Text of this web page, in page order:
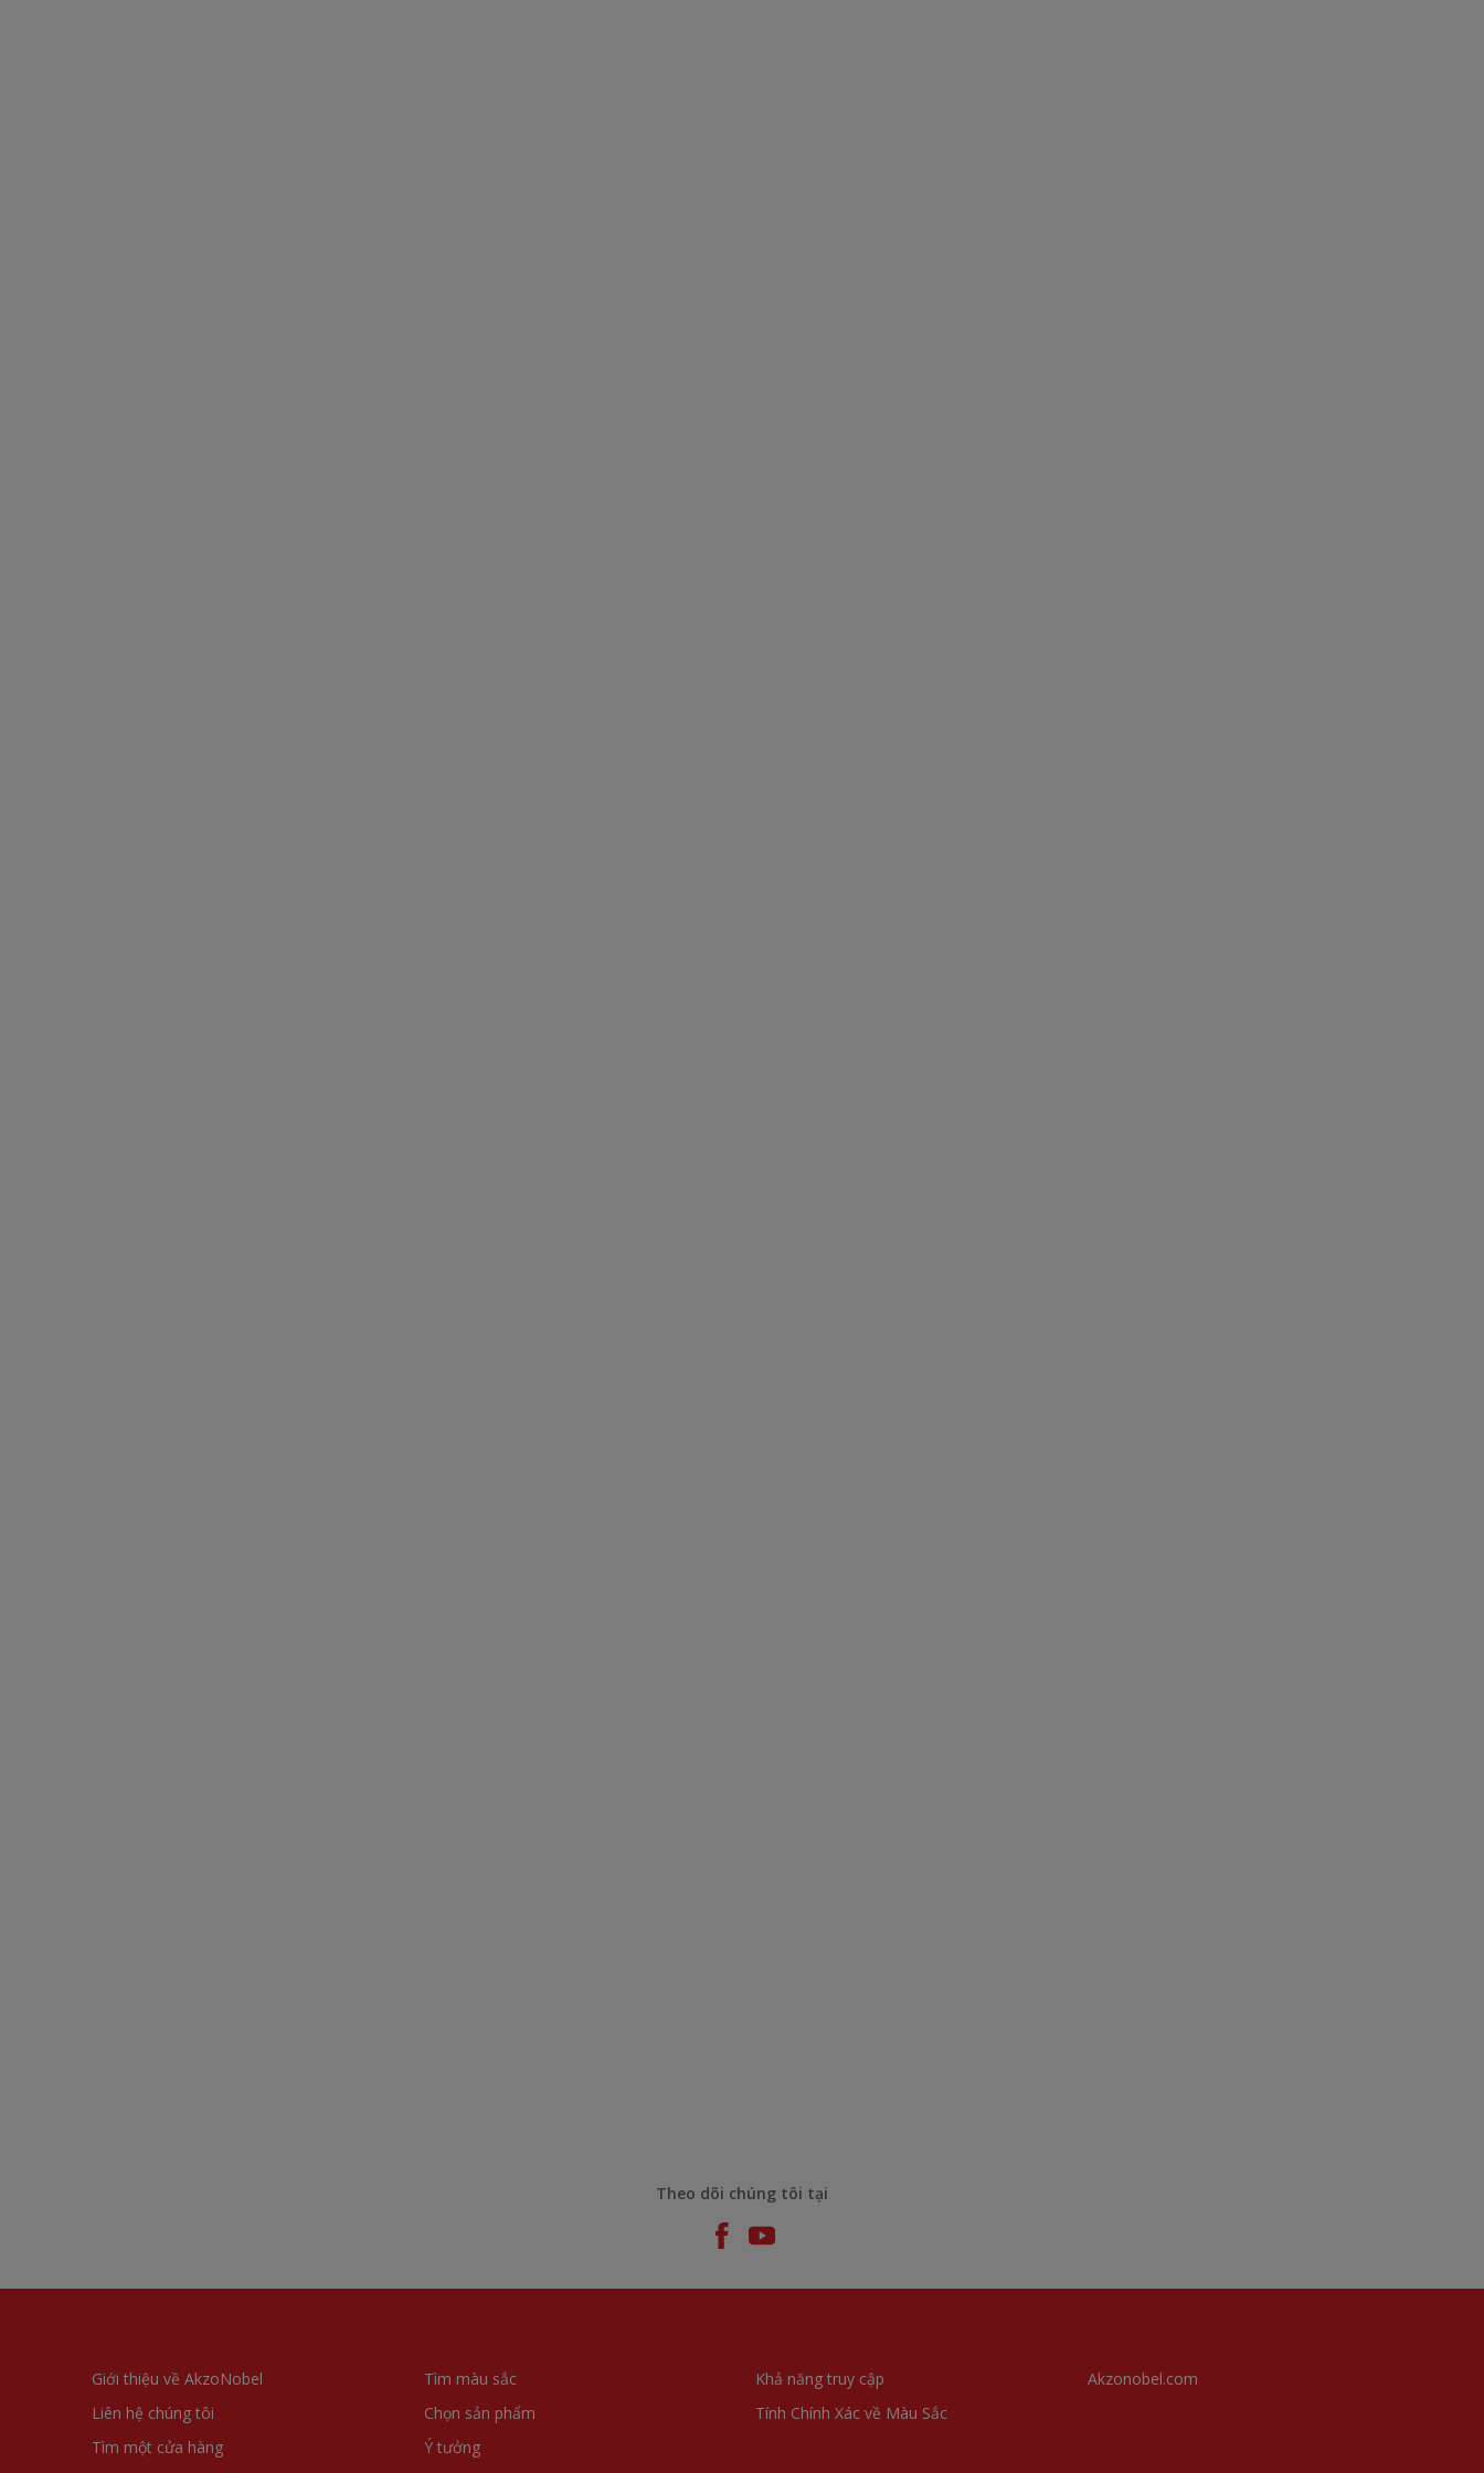
Theo dõi chúng tôi tại
Giới thiệu về AkzoNobel
Liên hệ chúng tôi
Tìm một cửa hàng
Tìm màu sắc
Chọn sản phẩm
Ý tưởng
Khả năng truy cập
Tính Chính Xác về Màu Sắc
Akzonobel.com